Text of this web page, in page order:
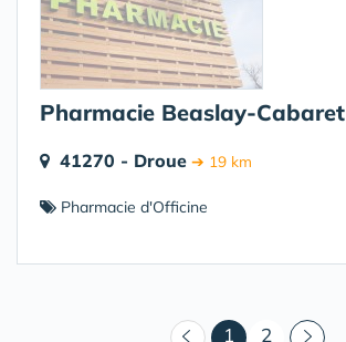
Pharmacie Beaslay-Cabaret
41270 - Droue ➔ 19 km
Pharmacie d'Officine
1 (courant)
2